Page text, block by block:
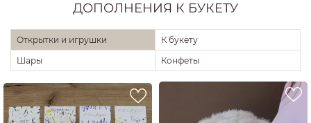
ДОПОЛНЕНИЯ К БУКЕТУ
Открытки и игрушки
К букету
Шары
Конфеты